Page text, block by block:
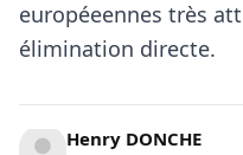
européeennes très
élimination directe.
Henry DONCHE